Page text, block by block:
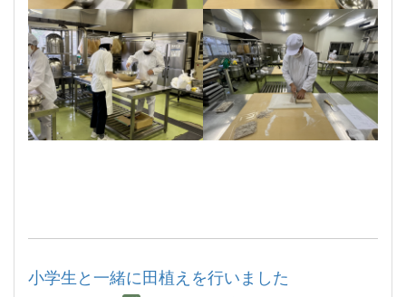
小学生と一緒に田植えを行いました